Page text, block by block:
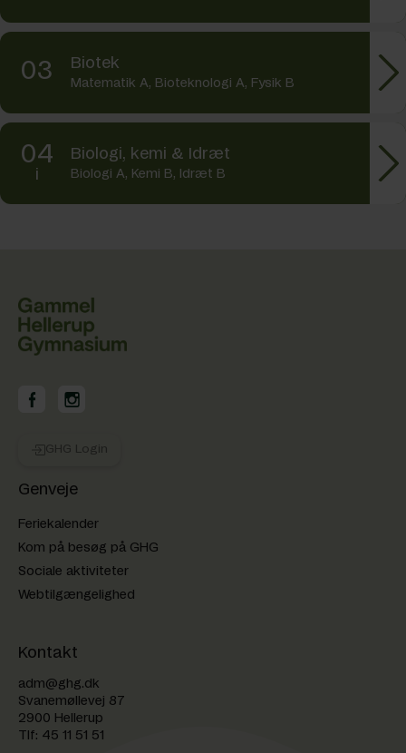
03 Biotek
Matematik A, Bioteknologi A, Fysik B
04
i
Biologi, kemi & Idræt
Biologi A, Kemi B, Idræt B
GHG på Facebook
GHG på Instagram
GHG Login
Genveje
Feriekalender
Kom på besøg på GHG
Sociale aktiviteter
Webtilgængelighed
Kontakt
adm@ghg.dk
Svanemøllevej 87
2900 Hellerup
Tlf: 45 11 51 51